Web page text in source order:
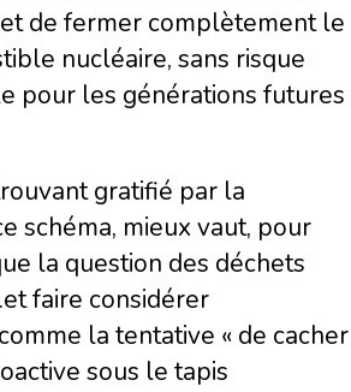
de fermer complètement le
nucléaire, sans risque
pour les générations futures
gratifié par la
schéma, mieux vaut, pour
la question des déchets
faire considérer
la tentative « de cacher
sous le tapis